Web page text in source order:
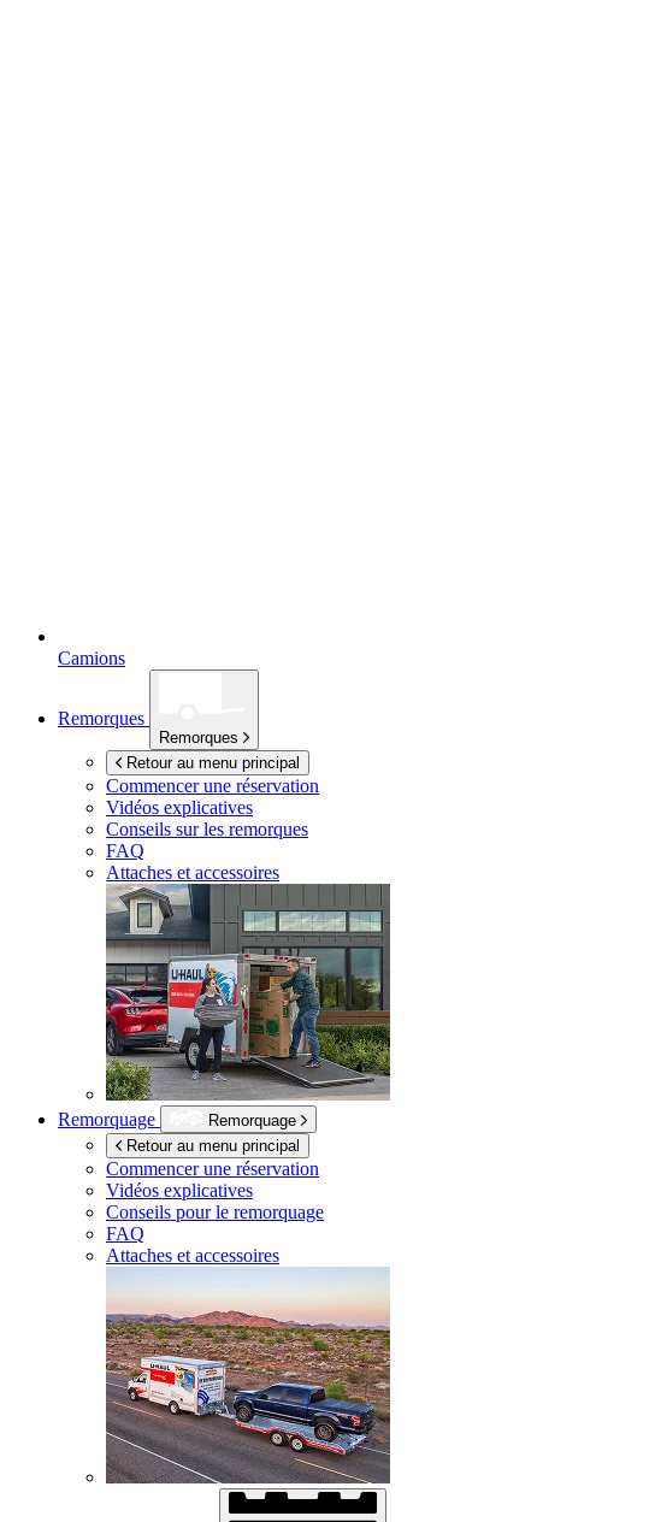
Camions
Remorques
Remorques
Retour au menu principal
Commencer une réservation
Vidéos explicatives
Conseils sur les remorques
FAQ
Attaches et accessoires
Remorquage
Remorquage
Retour au menu principal
Commencer une réservation
Vidéos explicatives
Conseils pour le remorquage
FAQ
Attaches et accessoires